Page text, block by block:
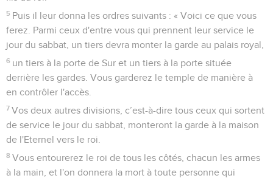
5 Puis il leur donna les ordres suivants : « Voici ce que vous
ferez. Parmi ceux d'entre vous qui prennent leur service le
jour du sabbat, un tiers devra monter la garde au palais royal,
6 un tiers à la porte de Sur et un tiers à la porte située
derrière les gardes. Vous garderez le temple de manière à
en contrôler l'accès.
7 Vos deux autres divisions, c’est-à-dire tous ceux qui sortent
de service le jour du sabbat, monteront la garde à la maison
de l'Eternel vers le roi.
8 Vous entourerez le roi de tous les côtés, chacun les armes
à la main, et l'on donnera la mort à toute personne qui